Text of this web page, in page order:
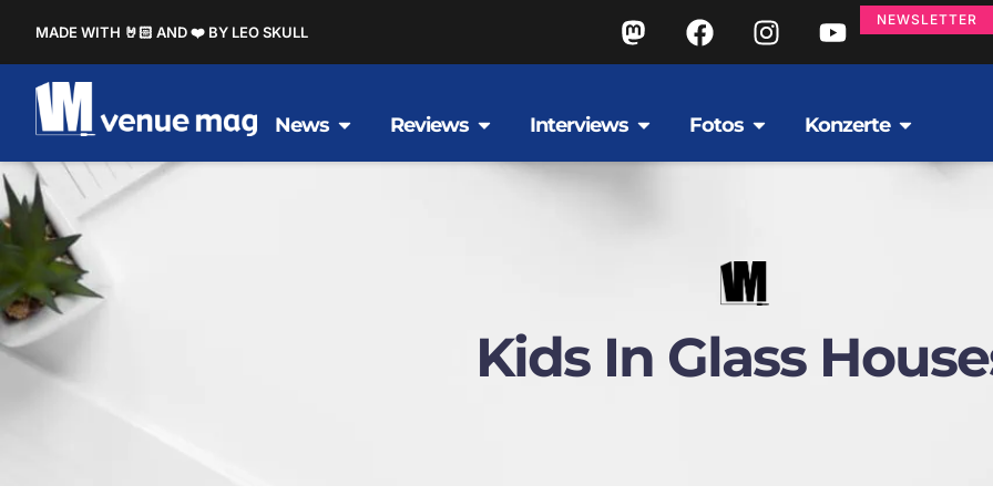
MADE WITH 🤘🏻 AND ❤️ BY LEO SKULL
NEWSLETTER
News Reviews Interviews Fotos Konzerte
Kids In Glass